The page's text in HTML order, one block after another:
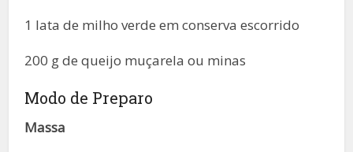
1 lata de milho verde em conserva escorrido
200 g de queijo muçarela ou minas
Modo de Preparo
Massa